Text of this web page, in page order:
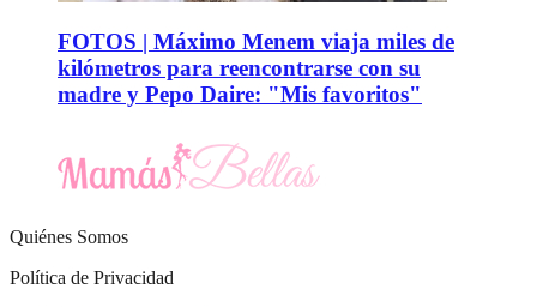
FOTOS | Máximo Menem viaja miles de
kilómetros para reencontrarse con su
madre y Pepo Daire: "Mis favoritos"
Quiénes Somos
Política de Privacidad